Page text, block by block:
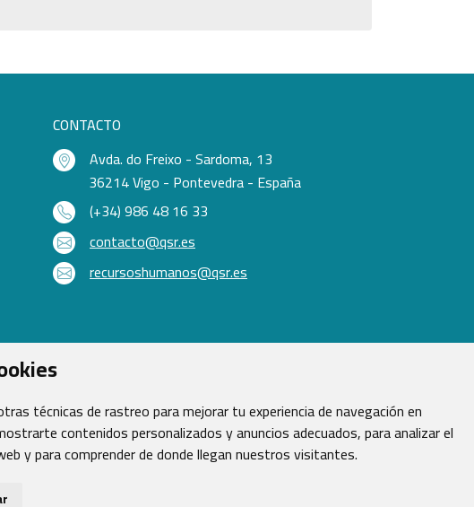
técnicas de rastreo para mejorar tu experiencia de navegación en
contenidos personalizados y anuncios adecuados, para analizar el
y para comprender de donde llegan nuestros visitantes.
CONTACTO
Avda. do Freixo - Sardoma, 13
36214 Vigo - Pontevedra - España
(+34) 986 48 16 33
contacto@qsr.es
recursoshumanos@qsr.es
reservados